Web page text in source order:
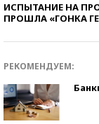
ИСПЫТАНИЕ НА
ПРОШЛА «ГОНКА
РЕКОМЕНДУЕМ: